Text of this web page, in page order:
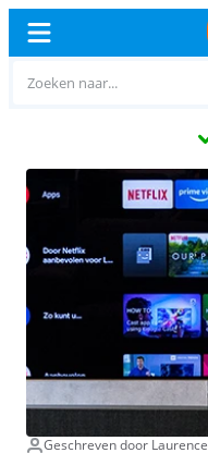
Geschreven door Laurence